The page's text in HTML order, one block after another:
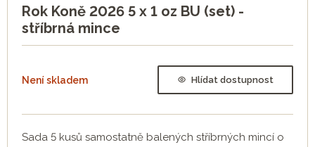
kusů, jednu do vlastní sbírky, další pro své blízké nebo pro
případ pozdějšího prodeje. Pokud má člověk jen jednu
zhodnotí. Proto je dobré mít pár jednotek kusů navíc.
1. mince - Rok Myši 2020
Rok Koně 2026 5 x 1 oz BU (set) -
stříbrná mince
Není skladem Hlídat dostupnost
Sada 5 kusů samostatně balených stříbrných mincí o